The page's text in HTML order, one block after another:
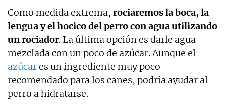
Como medida extrema, rociaremos la boca, la
lengua y el hocico del perro con agua utilizando
un rociador. La última opción es darle agua
mezclada con un poco de azúcar. Aunque el
azúcares un ingrediente muy poco
recomendado para los canes, podría ayudar al
perro a hidratarse.